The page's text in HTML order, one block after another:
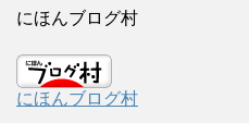
にほんブログ村
にほんブログ村